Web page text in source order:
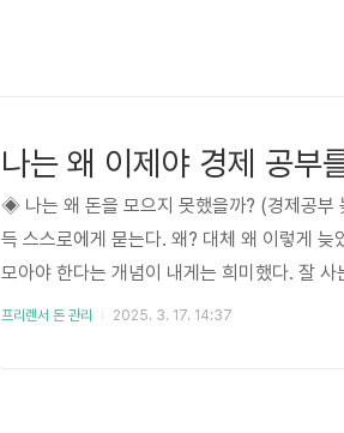
나는 왜 이제야 경제 공부
◈ 나는 왜 돈을 모으지 못했을까? (경제공부
득 스스로에게 묻는다. 왜? 대체 왜 이렇게
모아야 한다는 개념이 내게는 희미했다. 잘
것, 입을 것을 잘 챙겨주셨고 집에 돈이 없다
하긴 했지만 여전히 부모님 댁에서 호위호식
프리랜서 돈 관리 2025. 3. 17. 14:37